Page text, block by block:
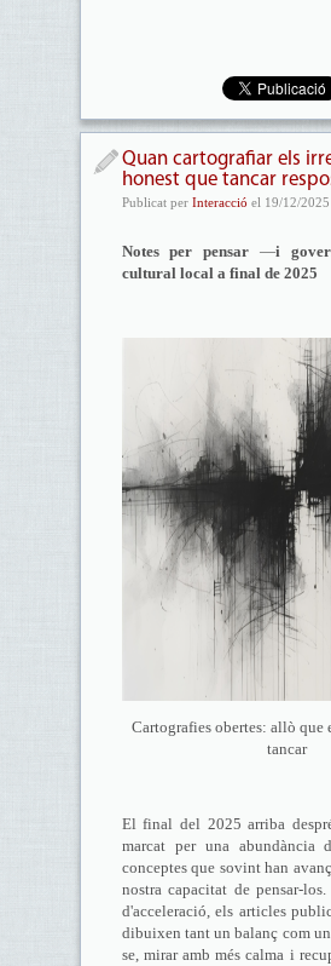
Quan cartografiar els
honest que tancar
Publicat per Interacció el 19/12/
Notes per pensar —i
cultural local a final de 2025
Cartografies obertes: allò que
tancar
El final del 2025 arriba
marcat per una abundància
conceptes que sovint han
nostra capacitat de pensar-
d'acceleració, els articles
dibuixen tant un balanç com
se, mirar amb més calma i